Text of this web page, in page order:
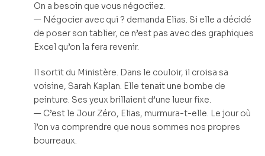
On a besoin que vous négociiez.
— Négocier avec qui ? demanda Elias. Si elle a décidé
de poser son tablier, ce n’est pas avec des graphiques
Excel qu’on la fera revenir.
Il sortit du Ministère. Dans le couloir, il croisa sa
voisine, Sarah Kaplan. Elle tenait une bombe de
peinture. Ses yeux brillaient d’une lueur fixe.
— C’est le Jour Zéro, Elias, murmura-t-elle. Le jour où
l’on va comprendre que nous sommes nos propres
bourreaux.